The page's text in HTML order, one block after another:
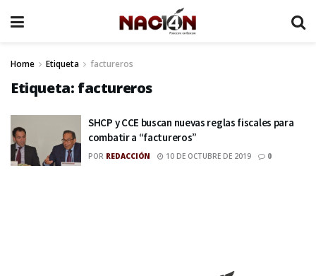
Home Etiqueta factureros
Etiqueta: factureros
SHCP y CCE buscan nuevas reglas fiscales para
combatir a “factureros”
POR REDACCIÓN 10 DE OCTUBRE DE 2019 0